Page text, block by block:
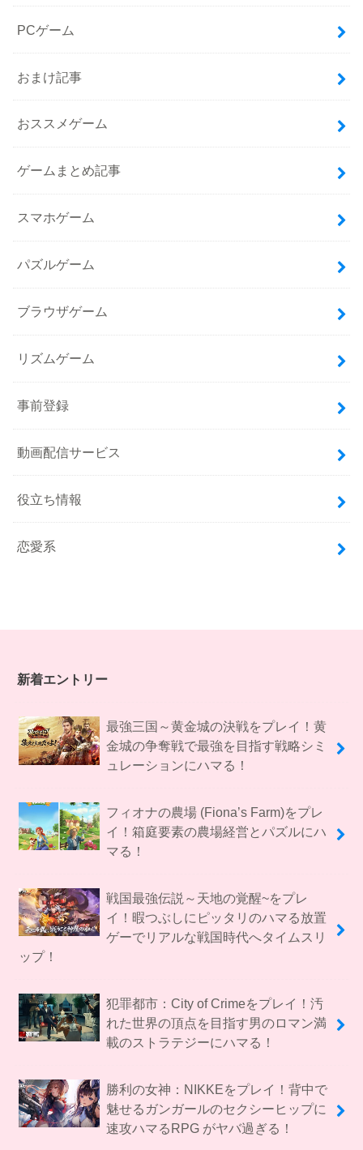
PCゲーム
おまけ記事
おススメゲーム
ゲームまとめ記事
スマホゲーム
パズルゲーム
ブラウザゲーム
リズムゲーム
事前登録
動画配信サービス
役立ち情報
恋愛系
新着エントリー
最強三国～黄金城の決戦をプレイ！黄
金城の争奪戦で最強を目指す戦略シミ
ュレーションにハマる！
フィオナの農場 (Fiona’s Farm)をプレ
イ！箱庭要素の農場経営とパズルにハ
マる！
戦国最強伝説～天地の覚醒~をプレ
イ！暇つぶしにピッタリのハマる放置
ゲーでリアルな戦国時代へタイムスリ
ップ！
犯罪都市：City of Crimeをプレイ！汚
れた世界の頂点を目指す男のロマン満
載のストラテジーにハマる！
勝利の女神：NIKKEをプレイ！背中で
魅せるガンガールのセクシーヒップに
速攻ハマるRPG がヤバ過ぎる！